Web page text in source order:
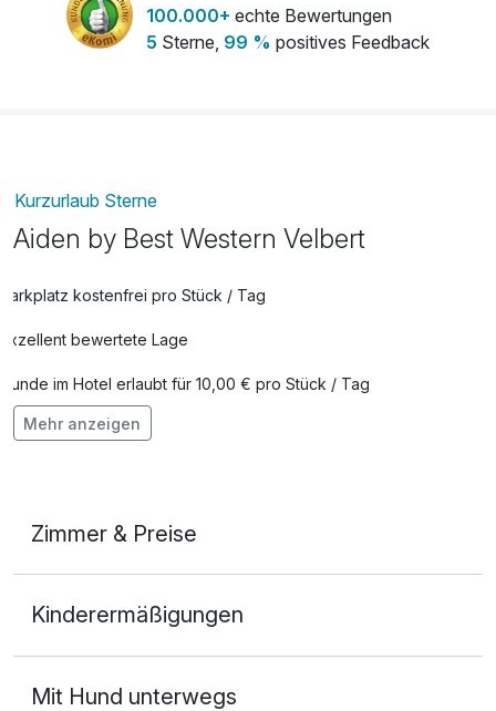
100.000+ echte Bewertungen
5 Sterne, 99 % positives Feedback
Kurzurlaub Sterne
Aiden by Best Western Velbert
Parkplatz kostenfrei pro Stück / Tag
Exzellent bewertete Lage
Hunde im Hotel erlaubt für 10,00 € pro Stück / Tag
Auch vegetarische Speisen
Zimmerservice verfügbar
Mehr anzeigen
Zimmer & Preise
3 Erwachsene und 1 Kind
Kinderermäßigungen
Mit Hund unterwegs